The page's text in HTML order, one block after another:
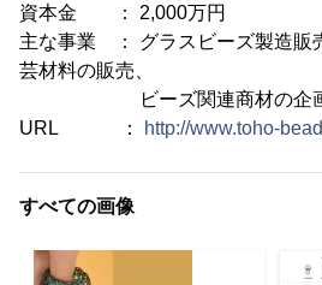
資本金 ： 2,000万円
主な事業 ： グラスビーズ製造販
芸材料の販売、
ビーズ関連商材の企画、
URL ：
http://www.toho-
すべての画像